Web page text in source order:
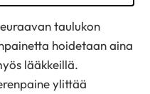
taulukon
hoidetaan aina
lääkkeillä.
ylittää